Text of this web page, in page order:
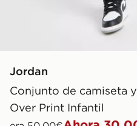
Jordan
Conjunto de camiseta
Over Print Infantil